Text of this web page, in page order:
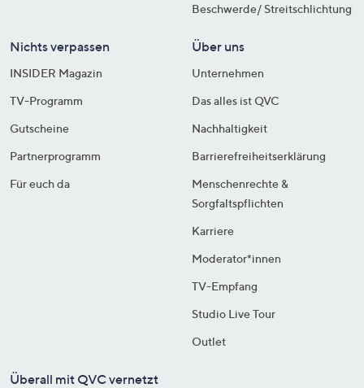
Beschwerde/ Streitschlichtung
Nichts verpassen
INSIDER Magazin
TV-Programm
Gutscheine
Partnerprogramm
Für euch da
Über uns
Unternehmen
Das alles ist QVC
Nachhaltigkeit
Barrierefreiheitserklärung
Menschenrechte &
Sorgfaltspflichten
Karriere
Moderator*innen
TV-Empfang
Studio Live Tour
Outlet
Überall mit QVC vernetzt